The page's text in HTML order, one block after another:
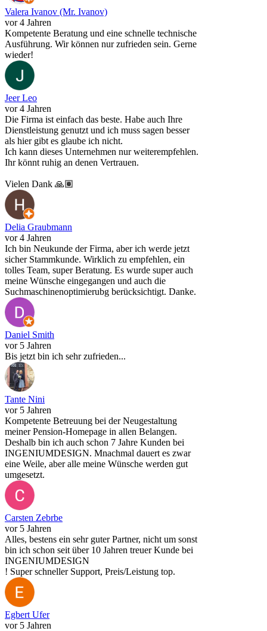
Valera Ivanov (Mr. Ivanov)
vor 4 Jahren
Kompetente Beratung und eine schnelle technische
Ausführung. Wir können nur zufrieden sein. Gerne
wieder!
Jeer Leo
vor 4 Jahren
Die Firma ist einfach das beste. Habe auch Ihre
Dienstleistung genutzt und ich muss sagen besser
als hier gibt es glaube ich nicht.
Ich kann dieses Unternehmen nur weiterempfehlen.
Ihr könnt ruhig an denen Vertrauen.
Vielen Dank 🙏🏽
Delia Graubmann
vor 4 Jahren
Ich bin Neukunde der Firma, aber ich werde jetzt
sicher Stammkunde. Wirklich zu empfehlen, ein
tolles Team, super Beratung. Es wurde super auch
meine Wünsche eingegangen und auch die
Suchmaschinenoptimierubg berücksichtigt. Danke.
Daniel Smith
vor 5 Jahren
Bis jetzt bin ich sehr zufrieden...
Tante Nini
vor 5 Jahren
Kompetente Betreuung bei der Neugestaltung
meiner Pension-Homepage in allen Belangen.
Deshalb bin ich auch schon 7 Jahre Kunden bei
INGENIUMDESIGN. Mnachmal dauert es zwar
eine Weile, aber alle meine Wünsche werden gut
umgesetzt.
Carsten Zebrbe
vor 5 Jahren
Alles, bestens ein sehr guter Partner, nicht um sonst
bin ich schon seit über 10 Jahren treuer Kunde bei
INGENIUMDESIGN
! Super schneller Support, Preis/Leistung top.
Egbert Ufer
vor 5 Jahren